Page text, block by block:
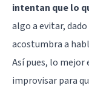
intentan que lo
algo a evitar,
acostumbra a
Así pues, lo mejor
improvisar para